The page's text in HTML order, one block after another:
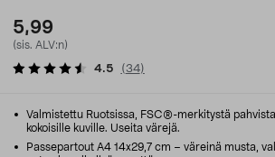
5,99
(sis. ALV:n)
4.5 (34)
Valmistettu Ruotsissa, FSC®-merkitystä
kokoisille kuville. Useita värejä.
Passepartout A4 14x29,7 cm – väreinä musta,